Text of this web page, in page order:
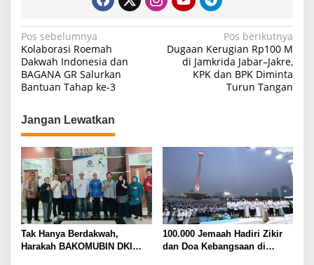
N
a
v
g
a
s
i
p
o
s
Pos sebelumnya
Kolaborasi Roemah
Dakwah Indonesia dan
BAGANA GR Salurkan
Bantuan Tahap ke-3
Pos berikutnya
Dugaan Kerugian Rp100 M
di Jamkrida Jabar–Jakre,
KPK dan BPK Diminta
Turun Tangan
Jangan Lewatkan
Tak Hanya Berdakwah,
Harakah BAKOMUBIN DKI
100.000 Jemaah Hadiri Zikir
dan Doa Kebangsaan di